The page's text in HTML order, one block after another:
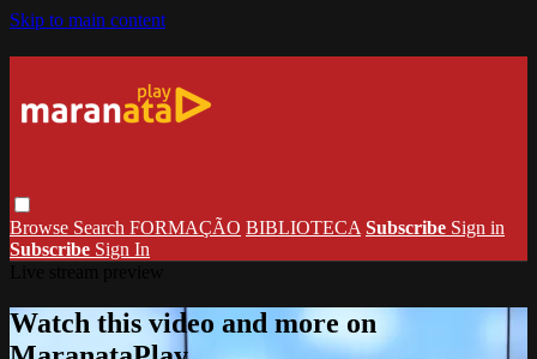
Skip to main content
Browse Search FORMAÇÃO BIBLIOTECA Subscribe Sign in
Subscribe Sign In
Watch this video and more on